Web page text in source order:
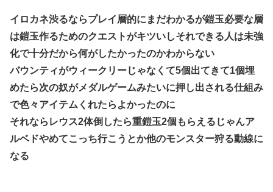
イロカネ渋るならプレイ層的にまだわかるが鎧玉必要な層
は鎧玉作るためのクエストがキツいしそれできる人は未強
化で十分だから何がしたかったのかわからない
バウンティがウィークリーじゃなくて5個出てきて1個埋
めたら次の奴がメダルゲームみたいに押し出される仕組み
で色々アイテムくれたらよかったのに
それならレウス2体倒したら重鎧玉2個もらえるじゃんア
ルベドやめてこっち行こうとか他のモンスター狩る動線に
なる